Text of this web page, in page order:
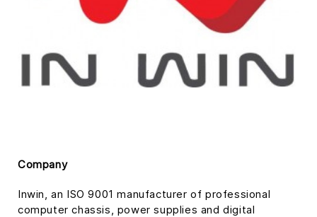
Company
Inwin, an ISO 9001 manufacturer of professional
computer chassis, power supplies and digital